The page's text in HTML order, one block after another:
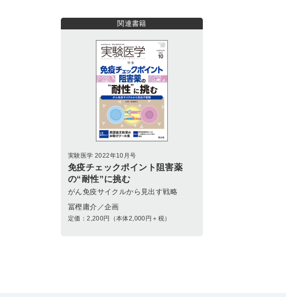
関連書籍
実験医学 2022年10月号
免疫チェックポイント阻害薬
の“耐性”に挑む
がん免疫サイクルから見出す戦略
冨樫庸介／企画
定価：2,200円（本体2,000円＋税）